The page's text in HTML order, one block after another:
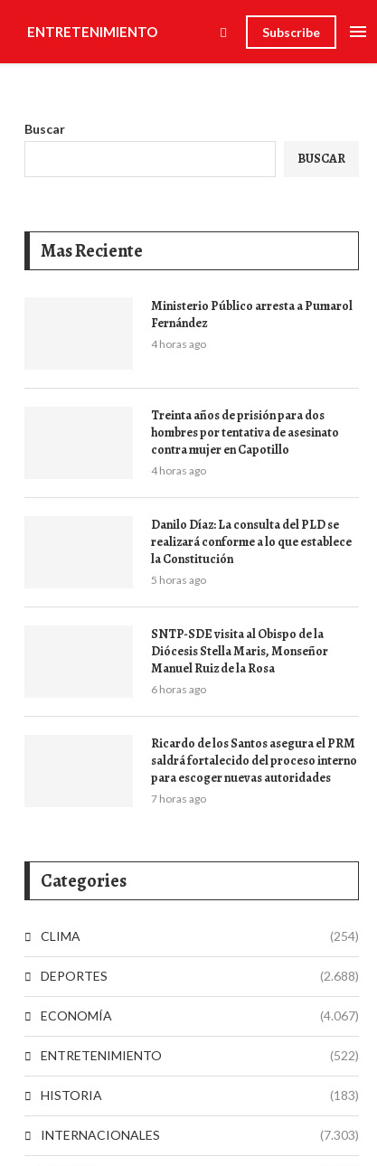
ENTRETENIMIENTO Subscribe
Buscar
BUSCAR
Mas Reciente
Ministerio Público arresta a Pumarol
Fernández
4 horas ago
Treinta años de prisión para dos
hombres por tentativa de asesinato
contra mujer en Capotillo
4 horas ago
Danilo Díaz: La consulta del PLD se
realizará conforme a lo que establece
la Constitución
5 horas ago
SNTP-SDE visita al Obispo de la
Diócesis Stella Maris, Monseñor
Manuel Ruiz de la Rosa
6 horas ago
Ricardo de los Santos asegura el PRM
saldrá fortalecido del proceso interno
para escoger nuevas autoridades
7 horas ago
Categories
CLIMA (254)
DEPORTES (2.688)
ECONOMÍA (4.067)
ENTRETENIMIENTO (522)
HISTORIA (183)
INTERNACIONALES (7.303)